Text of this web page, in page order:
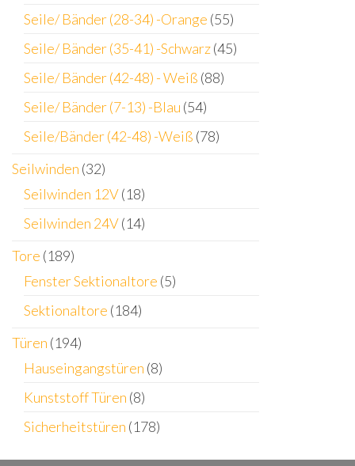
Seile/ Bänder (28-34) -Orange (55)
Seile/ Bänder (35-41) -Schwarz(45)
Seile/ Bänder (42-48) - Weiß (88)
Seile/ Bänder (7-13) -Blau (54)
Seile/Bänder (42-48) -Weiß (78)
Seilwinden (32)
Seilwinden 12V(18)
Seilwinden 24V(14)
Tore (189)
Fenster Sektionaltore (5)
Sektionaltore (184)
Türen (194)
Hauseingangstüren (8)
Kunststoff Türen (8)
Sicherheitstüren (178)